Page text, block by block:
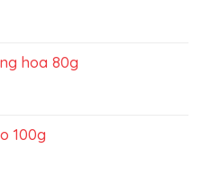
hoa 80g
100g